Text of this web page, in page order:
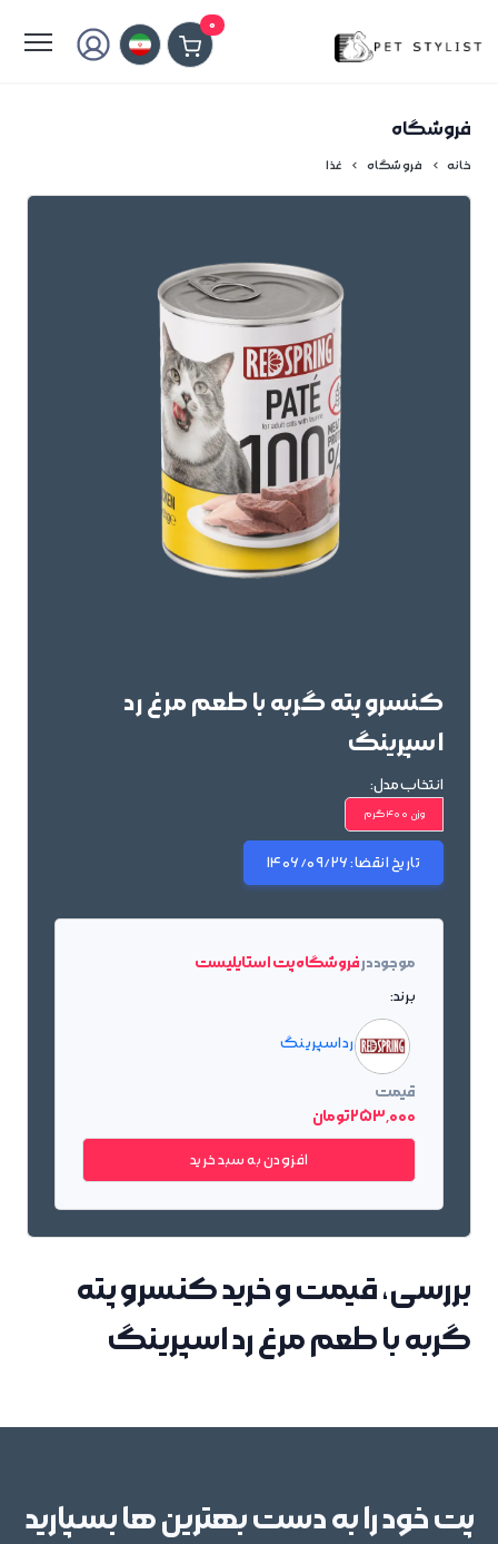
0
فروشگاه
خانه فروشگاه غذا
کنسرو پته گربه با طعم مرغ رد
اسپرینگ
انتخاب مدل:
وزن 400گرم
تاریخ انقضا:1406/09/26
موجود درفروشگاه پت استایلیست
برند:
رد اسپرینگ
قیمت
253٬000 تومان
افزودن به سبد خرید
بررسی، قیمت و خرید کنسرو پته
گربه با طعم مرغ رد اسپرینگ
پت خود را به دست بهترین ها بسپارید